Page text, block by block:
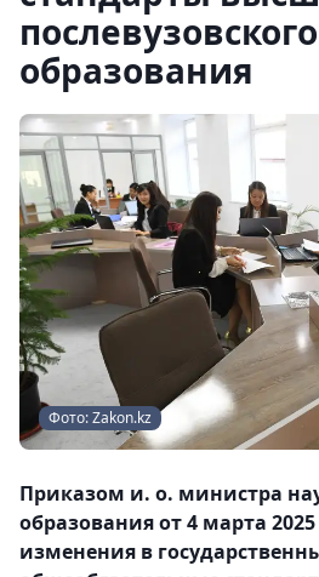
послевузовского
образования
Фото: Zakon.kz
Приказом и. о. министра
образования от 4 марта
изменения в